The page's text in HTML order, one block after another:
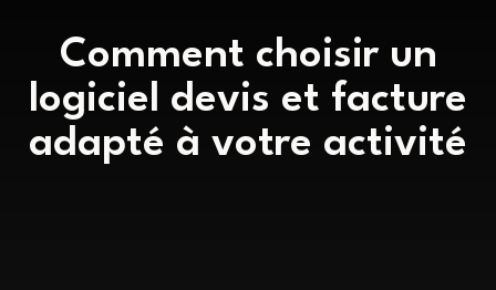
Comment choisir un
logiciel devis et facture
adapté à votre activité